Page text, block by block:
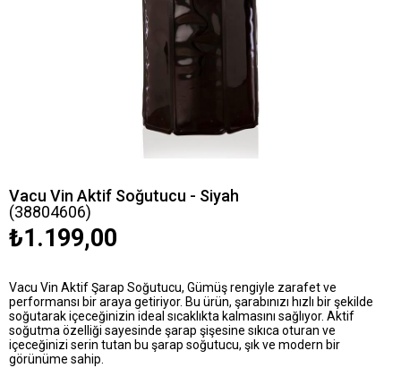
Vacu Vin Aktif Soğutucu - Siyah
(38804606)
₺1.199,00
Vacu Vin Aktif Şarap Soğutucu, Gümüş rengiyle zarafet ve
performansı bir araya getiriyor. Bu ürün, şarabınızı hızlı bir şekilde
soğutarak içeceğinizin ideal sıcaklıkta kalmasını sağlıyor. Aktif
soğutma özelliği sayesinde şarap şişesine sıkıca oturan ve
içeceğinizi serin tutan bu şarap soğutucu, şık ve modern bir
görünüme sahip.